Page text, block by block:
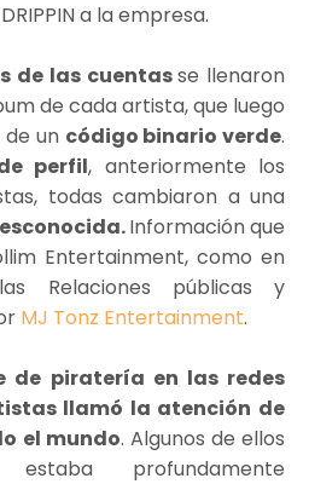
a la empresa.
de las cuentasse llenaron
de cada artista, que luego
un código binario verde.
perfil, anteriormente los
todas cambiaron a una
Información que
Entertainment, como en
Relaciones públicas y
MJ Tonz Entertainment.
de piratería en las redes
llamó la atención de
el mundo. Algunos de ellos
profundamente